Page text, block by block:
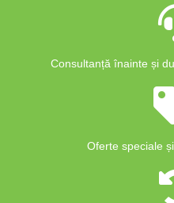
Consultanță înainte și
Oferte speciale